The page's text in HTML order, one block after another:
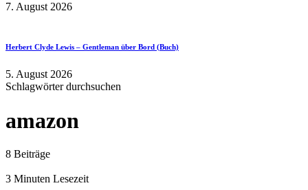
7. August 2026
Herbert Clyde Lewis – Gentleman über Bord (Buch)
5. August 2026
Schlagwörter durchsuchen
amazon
8 Beiträge
3 Minuten Lesezeit